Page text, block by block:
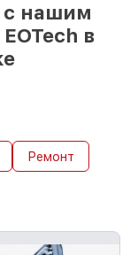
с нашим
в
Ремонт